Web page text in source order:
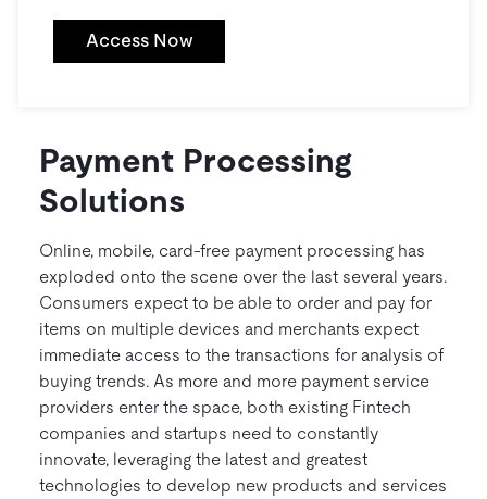
Payment Processing
Solutions
Online, mobile, card-free payment processing has
exploded onto the scene over the last several years.
Consumers expect to be able to order and pay for
items on multiple devices and merchants expect
immediate access to the transactions for analysis of
buying trends. As more and more payment service
providers enter the space, both existing Fintech
companies and startups need to constantly
innovate, leveraging the latest and greatest
technologies to develop new products and services